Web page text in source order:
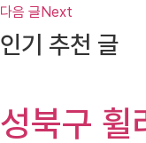
다음 글Next
인기 추천 글
성북구